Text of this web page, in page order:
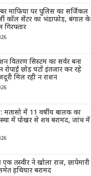
माफिया पर पुलिस का सर्जिकल
कॉल सेंटर का भंडाफोड़, बंगाल के
गिरफ्तार
वितरण सिस्टम का सर्वर बना
रोपाई छोड़ घंटों इंतजार कर रहे
मिल रही न राशन
मतासो में 11 वर्षीय बालक का
में पोखर से शव बरामद, जांच में
एक तस्वीर ने खोला राज, छापेमारी
हथियार बरामद